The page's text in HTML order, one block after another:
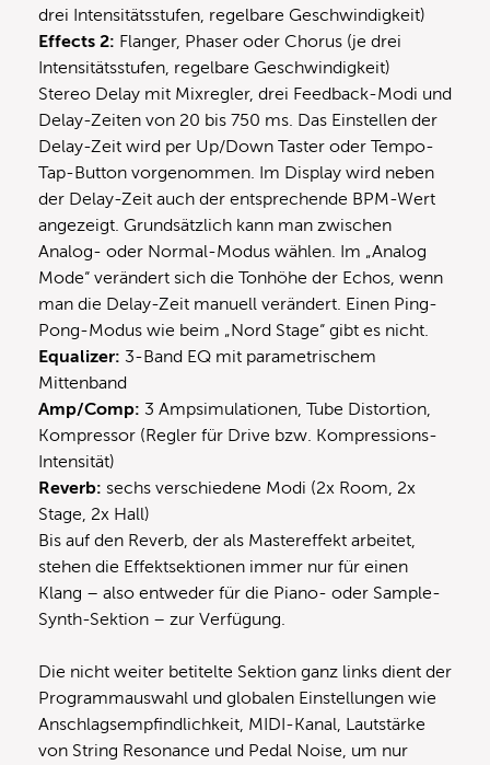
drei Intensitätsstufen, regelbare Geschwindigkeit)
Effects 2: Flanger, Phaser oder Chorus (je drei
Intensitätsstufen, regelbare Geschwindigkeit)
Stereo Delay mit Mixregler, drei Feedback-Modi und
Delay-Zeiten von 20 bis 750 ms. Das Einstellen der
Delay-Zeit wird per Up/Down Taster oder Tempo-
Tap-Button vorgenommen. Im Display wird neben
der Delay-Zeit auch der entsprechende BPM-Wert
angezeigt. Grundsätzlich kann man zwischen
Analog- oder Normal-Modus wählen. Im „Analog
Mode“ verändert sich die Tonhöhe der Echos, wenn
man die Delay-Zeit manuell verändert. Einen Ping-
Pong-Modus wie beim „Nord Stage“ gibt es nicht.
Equalizer: 3-Band EQ mit parametrischem
Mittenband
Amp/Comp: 3 Ampsimulationen, Tube Distortion,
Kompressor (Regler für Drive bzw. Kompressions-
Intensität)
Reverb: sechs verschiedene Modi (2x Room, 2x
Stage, 2x Hall)
Bis auf den Reverb, der als Mastereffekt arbeitet,
stehen die Effektsektionen immer nur für einen
Klang – also entweder für die Piano- oder Sample-
Synth-Sektion – zur Verfügung.
Die nicht weiter betitelte Sektion ganz links dient der
Programmauswahl und globalen Einstellungen wie
Anschlagsempfindlichkeit, MIDI-Kanal, Lautstärke
von String Resonance und Pedal Noise, um nur